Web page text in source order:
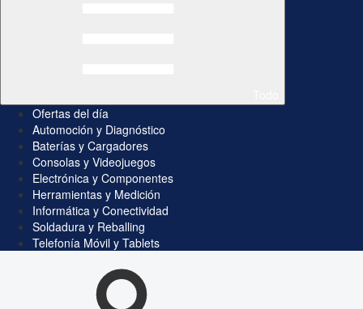
Ofertas del día
Automoción y Diagnóstico
Baterías y Cargadores
Consolas y Videojuegos
Electrónica y Componentes
Herramientas y Medición
Informática y Conectividad
Soldadura y Reballing
Telefonía Móvil y Tablets